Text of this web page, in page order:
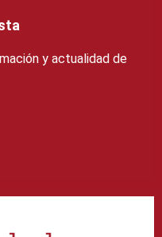
y actualidad de